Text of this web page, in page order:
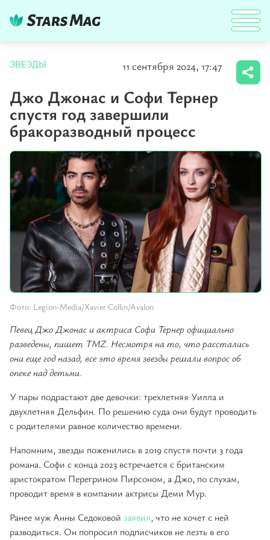
ЗВЕЗДЫ 11 сентября 2024, 17:47
Джо Джонас и Софи Тернер
спустя год завершили
бракоразводный процесс
Фото: Legion-Media/Xavier Collin/Avalon
Певец Джо Джонас и актриса Софи Тернер официально
разведены, пишет TMZ. Несмотря на то, что расстались
они еще год назад, все это время звезды решали вопрос об
опеке над детьми.
У пары подрастают две девочки: трехлетняя Уилла и
двухлетняя Дельфин. По решению суда они будут проводить
с родителями равное количество времени.
Напомним, звезды поженились в 2019 спустя почти 3 года
романа. Софи с конца 2023 встречается с британским
аристократом Перегрином Пирсоном, а Джо, по слухам,
проводит время в компании актрисы Деми Мур.
Ранее муж Анны Седоковой заявил, что не хочет с ней
разводиться. Он попросил подписчиков не лезть в его